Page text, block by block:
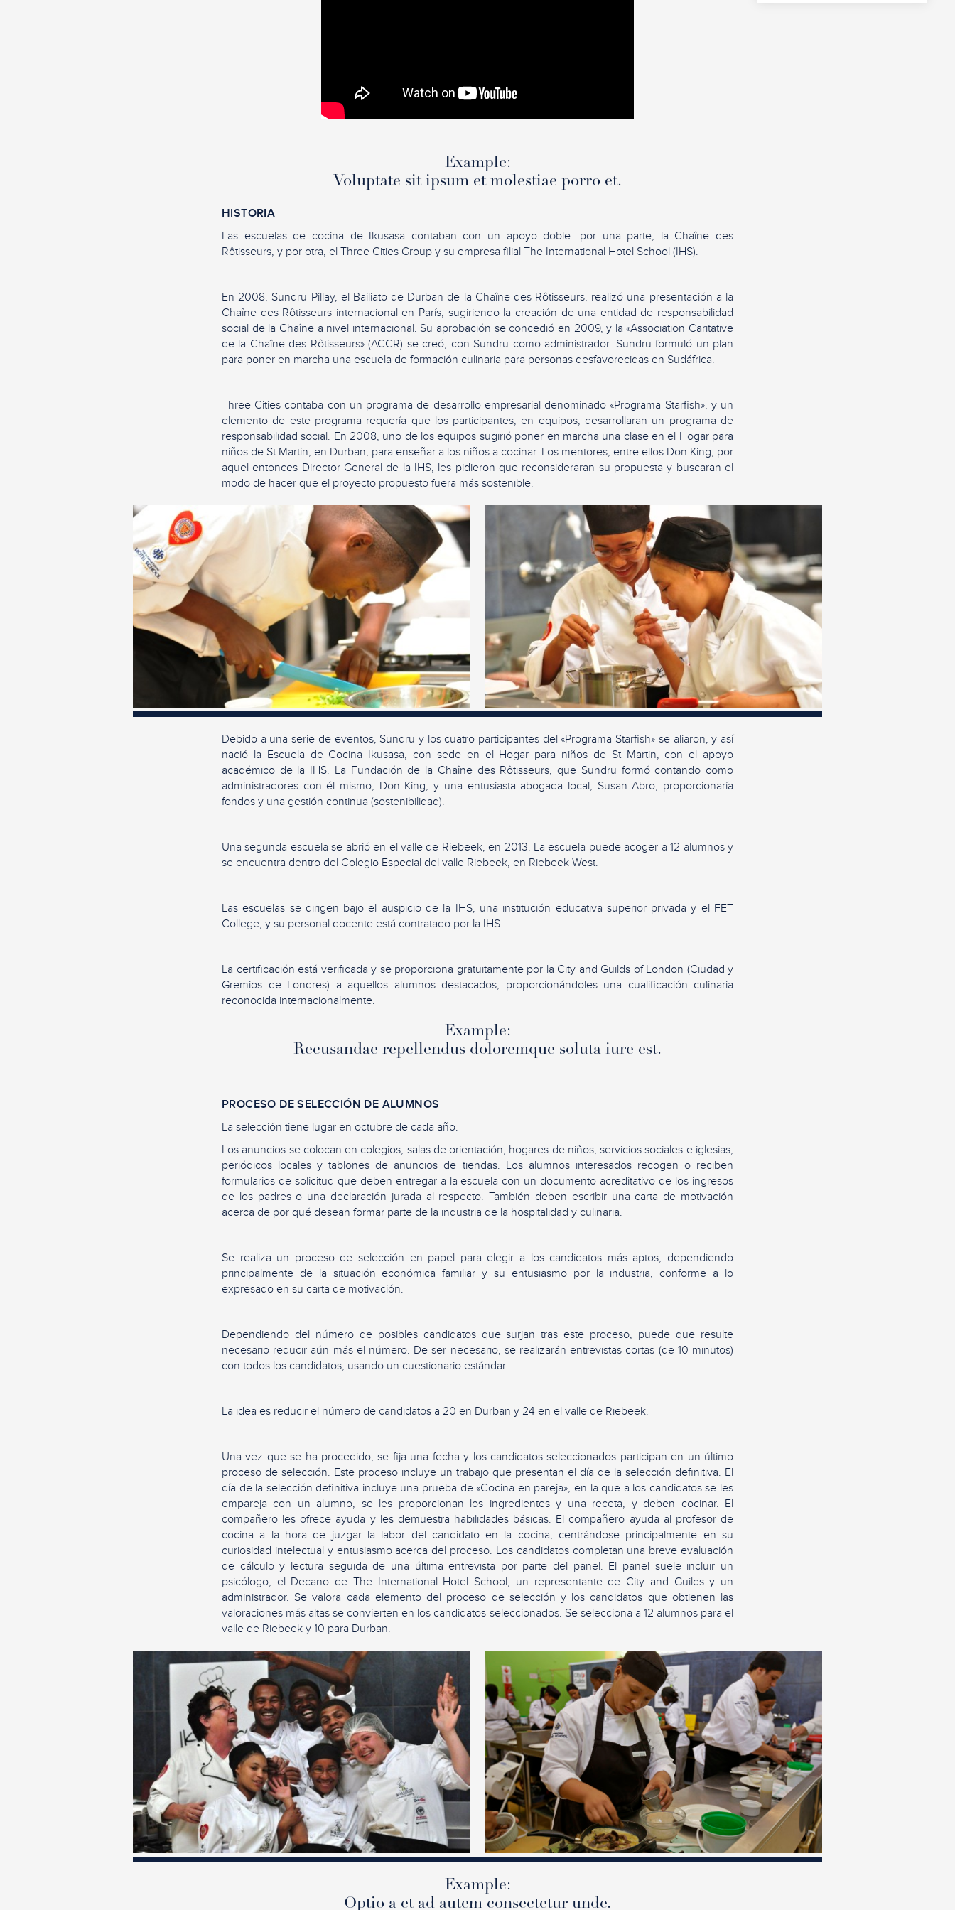
Example:
Voluptate sit ipsum et molestiae porro et.
HISTORIA
Las escuelas de cocina de Ikusasa contaban con un apoyo doble: por una parte, la Chaîne des
Rôtisseurs, y por otra, el Three Cities Group y su empresa filial The International Hotel School (IHS).
En 2008, Sundru Pillay, el Bailiato de Durban de la Chaîne des Rôtisseurs, realizó una presentación a la
Chaîne des Rôtisseurs internacional en París, sugiriendo la creación de una entidad de responsabilidad
social de la Chaîne a nivel internacional. Su aprobación se concedió en 2009, y la «Association Caritative
de la Chaîne des Rôtisseurs» (ACCR) se creó, con Sundru como administrador. Sundru formuló un plan
para poner en marcha una escuela de formación culinaria para personas desfavorecidas en Sudáfrica.
Three Cities contaba con un programa de desarrollo empresarial denominado «Programa Starfish», y un
elemento de este programa requería que los participantes, en equipos, desarrollaran un programa de
responsabilidad social. En 2008, uno de los equipos sugirió poner en marcha una clase en el Hogar para
niños de St Martin, en Durban, para enseñar a los niños a cocinar. Los mentores, entre ellos Don King, por
aquel entonces Director General de la IHS, les pidieron que reconsideraran su propuesta y buscaran el
modo de hacer que el proyecto propuesto fuera más sostenible.
Debido a una serie de eventos, Sundru y los cuatro participantes del «Programa Starfish» se aliaron, y así
nació la Escuela de Cocina Ikusasa, con sede en el Hogar para niños de St Martin, con el apoyo
académico de la IHS. La Fundación de la Chaîne des Rôtisseurs, que Sundru formó contando como
administradores con él mismo, Don King, y una entusiasta abogada local, Susan Abro, proporcionaría
fondos y una gestión continua (sostenibilidad).
Una segunda escuela se abrió en el valle de Riebeek, en 2013. La escuela puede acoger a 12 alumnos y
se encuentra dentro del Colegio Especial del valle Riebeek, en Riebeek West.
Las escuelas se dirigen bajo el auspicio de la IHS, una institución educativa superior privada y el FET
College, y su personal docente está contratado por la IHS.
La certificación está verificada y se proporciona gratuitamente por la City and Guilds of London (Ciudad y
Gremios de Londres) a aquellos alumnos destacados, proporcionándoles una cualificación culinaria
reconocida internacionalmente.
Example:
Recusandae repellendus doloremque soluta iure est.
PROCESO DE SELECCIÓN DE ALUMNOS
La selección tiene lugar en octubre de cada año.
Los anuncios se colocan en colegios, salas de orientación, hogares de niños, servicios sociales e iglesias,
periódicos locales y tablones de anuncios de tiendas. Los alumnos interesados recogen o reciben
formularios de solicitud que deben entregar a la escuela con un documento acreditativo de los ingresos
de los padres o una declaración jurada al respecto. También deben escribir una carta de motivación
acerca de por qué desean formar parte de la industria de la hospitalidad y culinaria.
Se realiza un proceso de selección en papel para elegir a los candidatos más aptos, dependiendo
principalmente de la situación económica familiar y su entusiasmo por la industria, conforme a lo
expresado en su carta de motivación.
Dependiendo del número de posibles candidatos que surjan tras este proceso, puede que resulte
necesario reducir aún más el número. De ser necesario, se realizarán entrevistas cortas (de 10 minutos)
con todos los candidatos, usando un cuestionario estándar.
La idea es reducir el número de candidatos a 20 en Durban y 24 en el valle de Riebeek.
Una vez que se ha procedido, se fija una fecha y los candidatos seleccionados participan en un último
proceso de selección. Este proceso incluye un trabajo que presentan el día de la selección definitiva. El
día de la selección definitiva incluye una prueba de «Cocina en pareja», en la que a los candidatos se les
empareja con un alumno, se les proporcionan los ingredientes y una receta, y deben cocinar. El
compañero les ofrece ayuda y les demuestra habilidades básicas. El compañero ayuda al profesor de
cocina a la hora de juzgar la labor del candidato en la cocina, centrándose principalmente en su
curiosidad intelectual y entusiasmo acerca del proceso. Los candidatos completan una breve evaluación
de cálculo y lectura seguida de una última entrevista por parte del panel. El panel suele incluir un
psicólogo, el Decano de The International Hotel School, un representante de City and Guilds y un
administrador. Se valora cada elemento del proceso de selección y los candidatos que obtienen las
valoraciones más altas se convierten en los candidatos seleccionados. Se selecciona a 12 alumnos para el
valle de Riebeek y 10 para Durban.
Example:
Optio a et ad autem consectetur unde.